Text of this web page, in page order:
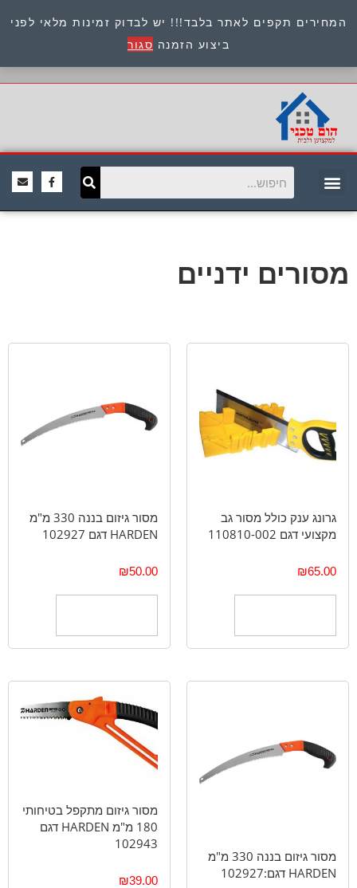
המחירים תקפים לאתר בלבד!!! יש לבדוק זמינות מלאי לפני
ביצוע הזמנה סגור
כתובת : היוזמים 9 אור יהודה שירות לקוחות 054-
8945722
מסורים ידניים
גרונג ענק כולל מסור גב
מקצועי דגם 110810-002
₪65.00
מסור גיזום בננה 330 מ"מ
HARDEN דגם 102927
₪50.00
מסור גיזום בננה 330 מ"מ
HARDEN דגם:102927
מסור גיזום מתקפל בטיחותי
180 מ"מ HARDEN דגם
102943
₪39.00